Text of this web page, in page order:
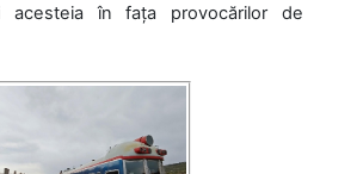
acesteia în fața provocărilor de